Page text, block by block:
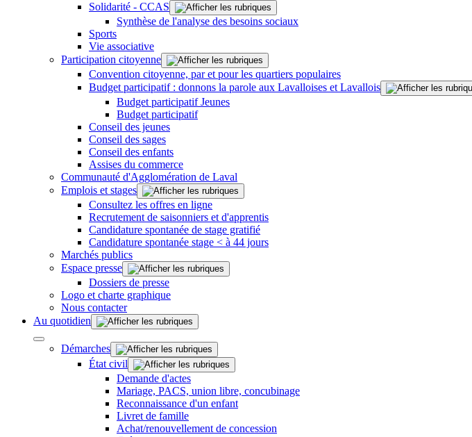
Solidarité - CCAS
Synthèse de l'analyse des besoins sociaux
Sports
Vie associative
Participation citoyenne
Convention citoyenne, par et pour les quartiers populaires
Budget participatif : donnons la parole aux Lavalloises et Lavallois
Budget participatif Jeunes
Budget participatif
Conseil des jeunes
Conseil des sages
Conseil des enfants
Assises du commerce
Communauté d'Agglomération de Laval
Emplois et stages
Consultez les offres en ligne
Recrutement de saisonniers et d'apprentis
Candidature spontanée de stage gratifié
Candidature spontanée stage < à 44 jours
Marchés publics
Espace presse
Dossiers de presse
Logo et charte graphique
Nous contacter
Au quotidien
Démarches
État civil
Demande d'actes
Mariage, PACS, union libre, concubinage
Reconnaissance d'un enfant
Livret de famille
Achat/renouvellement de concession